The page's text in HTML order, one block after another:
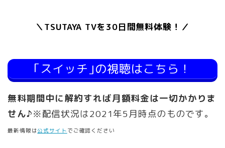
＼TSUTAYA TVを30日間無料体験！／
｢スイッチ｣の視聴はこちら！
無料期間中に解約すれば月額料金は一切かかりま
せん♪※配信状況は2021年5月時点のものです。
最新情報は公式サイト でご確認ください